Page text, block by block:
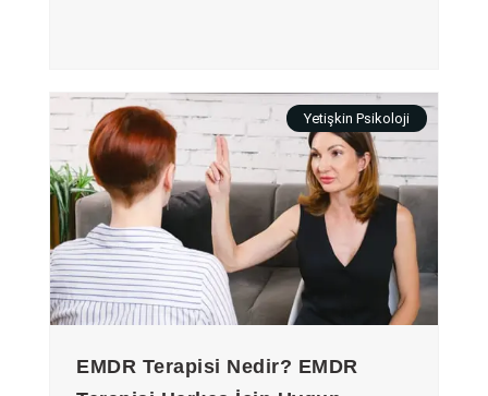
Yetişkin Psikoloji
EMDR Terapisi Nedir? EMDR